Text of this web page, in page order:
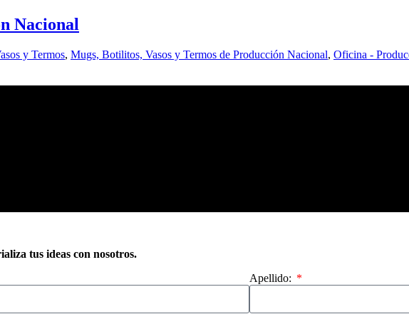
Nacional
y Termos, Mugs, Botilitos, Vasos y Termos de Producción Nacional, Oficina -
tus ideas con nosotros.
Apellido: